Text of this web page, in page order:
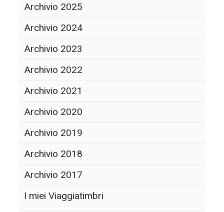
Archivio 2025
Archivio 2024
Archivio 2023
Archivio 2022
Archivio 2021
Archivio 2020
Archivio 2019
Archivio 2018
Archivio 2017
I miei Viaggiatimbri